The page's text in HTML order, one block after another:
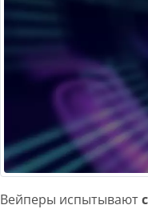
Вейперы испытывают